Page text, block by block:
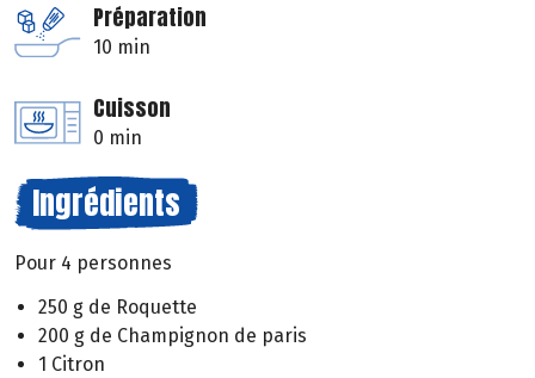
Préparation
10 min
Cuisson
0 min
Ingrédients
Pour 4 personnes
250 g de Roquette
200 g de Champignon de paris
1 Citron